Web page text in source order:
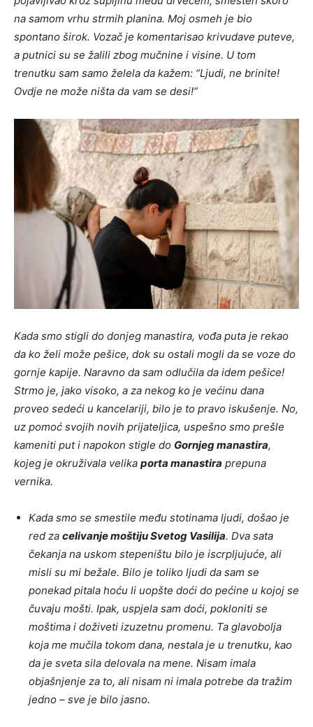
na samom vrhu strmih planina. Moj osmeh je bio
spontano širok. Vozač je komentarisao krivudave puteve,
a putnici su se žalili zbog mučnine i visine. U tom
trenutku sam samo želela da kažem: “Ljudi, ne brinite!
Ovdje ne može ništa da vam se desi!”
Kada smo stigli do donjeg manastira, vođa puta je rekao
da ko želi može pešice, dok su ostali mogli da se voze do
gornje kapije. Naravno da sam odlučila da idem pešice!
Strmo je, jako visoko, a za nekog ko je većinu dana
proveo sedeći u kancelariji, bilo je to pravo iskušenje. No,
uz pomoć svojih novih prijateljica, uspešno smo prešle
kameniti put i napokon stigle do Gornjeg manastira,
kojeg je okruživala velika porta manastira prepuna
vernika.
Kada smo se smestile među stotinama ljudi, došao je
red za celivanje moštiju Svetog Vasilija. Dva sata
čekanja na uskom stepeništu bilo je iscrpljujuće, ali
misli su mi bežale. Bilo je toliko ljudi da sam se
ponekad pitala hoću li uopšte doći do pećine u kojoj se
čuvaju mošti. Ipak, uspjela sam doći, pokloniti se
moštima i doživeti izuzetnu promenu. Ta glavobolja
koja me mučila tokom dana, nestala je u trenutku, kao
da je sveta sila delovala na mene. Nisam imala
objašnjenje za to, ali nisam ni imala potrebe da tražim
jedno – sve je bilo jasno.